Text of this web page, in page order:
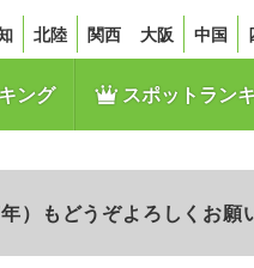
北陸 関西 大阪 中国
ング スポットラン
）もどうぞよろしくお願